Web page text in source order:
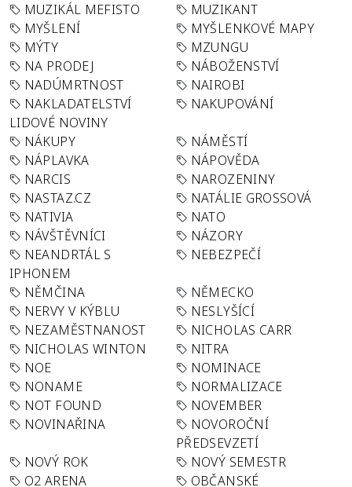
MUZIKÁL MEFISTO
MUZIKANT
MYŠLENÍ
MYŠLENKOVÉ MAPY
MÝTY
MZUNGU
NA PRODEJ
NÁBOŽENSTVÍ
NADÚMRTNOST
NAIROBI
NAKLADATELSTVÍ
LIDOVÉ NOVINY
NAKUPOVÁNÍ
NÁKUPY
NÁMĚSTÍ
NÁPLAVKA
NÁPOVĚDA
NARCIS
NAROZENINY
NASTAZ.CZ
NATÁLIE GROSSOVÁ
NATIVIA
NATO
NÁVŠTĚVNÍCI
NÁZORY
NEANDRTÁL S
IPHONEM
NEBEZPEČÍ
NĚMČINA
NĚMECKO
NERVY V KÝBLU
NESLYŠÍCÍ
NEZAMĚSTNANOST
NICHOLAS CARR
NICHOLAS WINTON
NITRA
NOE
NOMINACE
NONAME
NORMALIZACE
NOT FOUND
NOVEMBER
NOVINAŘINA
NOVOROČNÍ
PŘEDSEVZETÍ
NOVÝ ROK
NOVÝ SEMESTR
O2 ARENA
OBČANSKÉ